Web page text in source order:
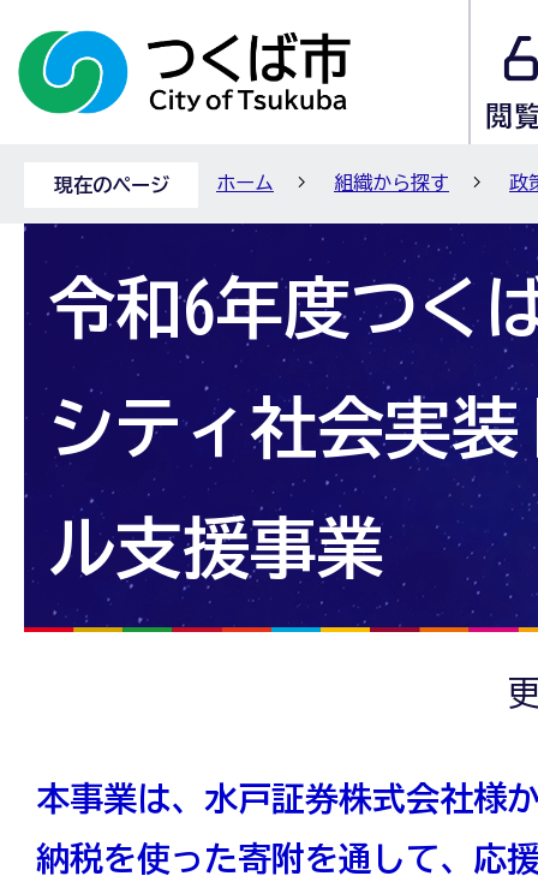
現在のページ ホーム 組織から探す 政
令和6年度つく
シティ社会実
ル支援事業
本事業は、水戸証券株式会社様
納税を使った寄附を通して、応